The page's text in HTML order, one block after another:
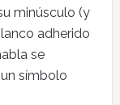
minúsculo (y
adherido
se
símbolo